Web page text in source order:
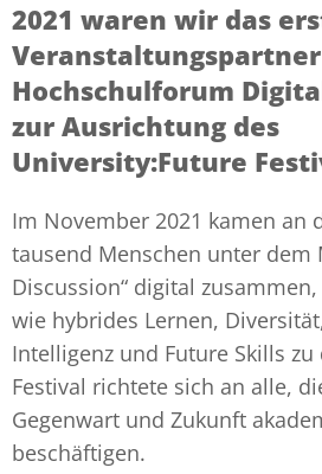
2021 waren wir das
Hochschulforum
zur Ausrichtung des
University:Future
Im November 2021 kamen an
tausend Menschen unter dem
Discussion“ digital
wie hybrides Lernen,
Intelligenz und Future Skills
Festival richtete sich an alle,
Gegenwart und Zukunft
beschäftigen.